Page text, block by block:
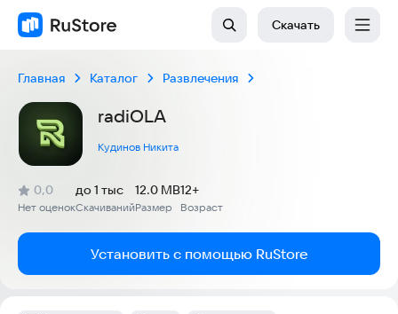
Скачать
Главная Каталог Развлечения
radiOLA
Кудинов Никита
Рейтинг:
0,0
(
Нет оценок
)
Скачиваний
до 1 тыс
Размер
12.0 MB
Возраст
12+
Установить с помощью RuStore